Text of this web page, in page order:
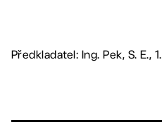
Předkladatel: Ing. Pek, S. E., 1.